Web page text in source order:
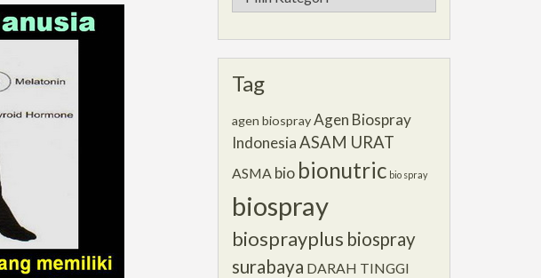
Tag
agen biospray Agen Biospray
IndonesiaASAM URAT
ASMA bio bionutric bio spray
biospray
biosprayplus biospray
surabaya DARAH TINGGI